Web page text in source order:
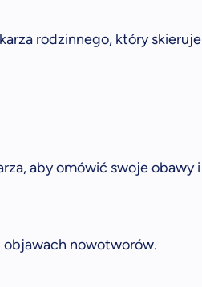
rodzinnego, który skieruje
aby omówić swoje obawy i
nowotworów.